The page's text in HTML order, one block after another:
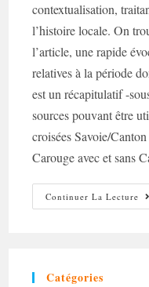
contextualisation,
l’histoire locale. On
l’article, une rapide
relatives à la période
est un récapitulatif -
sources pouvant être
croisées Savoie/
Carouge avec et sans
Continuer La Lecture
Catégories